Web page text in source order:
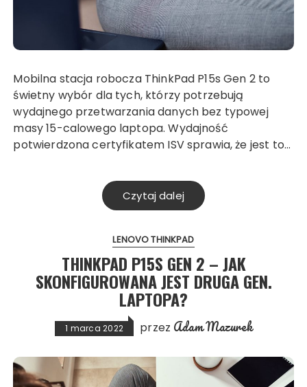
Mobilna stacja robocza ThinkPad P15s Gen 2 to
świetny wybór dla tych, którzy potrzebują
wydajnego przetwarzania danych bez typowej
masy 15-calowego laptopa. Wydajność
potwierdzona certyfikatem ISV sprawia, że jest to…
Czytaj dalej
LENOVO THINKPAD
THINKPAD P15S GEN 2 – JAK
SKONFIGUROWANA JEST DRUGA GEN.
LAPTOPA?
1 marca 2022 przez Adam Mazurek